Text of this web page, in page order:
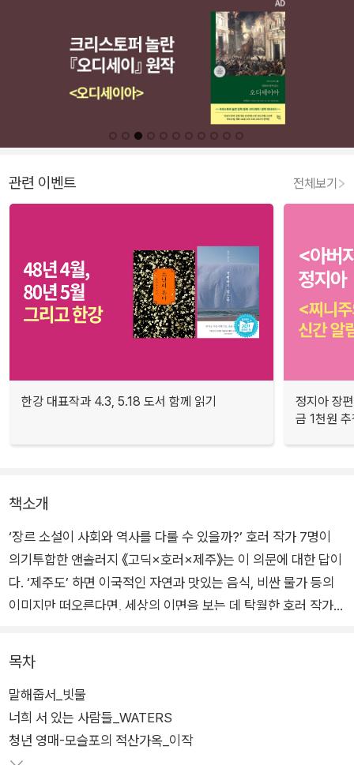
관련 이벤트 전체보기
한강 대표작과 4.3, 5.18 도서 함께 읽기
정지아 장
금 1천원
책소개
‘장르 소설이 사회와 역사를 다룰 수 있을까?’ 호러 작가 7명이
의기투합한 앤솔러지 《고딕×호러×제주》는 이 의문에 대한 답이
다. ‘제주도’ 하면 이국적인 자연과 맛있는 음식, 비싼 물가 등의
이미지만 떠오른다면, 세상의 이면을 보는 데 탁월한 호러 작가들
이들은 설문대 할망과 그슨새, 애기업개 등 제주의 신화와 민담부
터 이재수의 난, 결7호 작전, 4·3 사건 등 많은 역사적 자료를 찾
아 새롭게 해석했고, 현지인에게 제주어 감수를 받는 등 여러 노
력을 기울였다. 덕분에 마냥 무섭거나 비극적인 콘텐츠 대신 환상
목차
말해줍서_빗물
너희 서 있는 사람들_WATERS
청년 영매-모슬포의 적산가옥_이작